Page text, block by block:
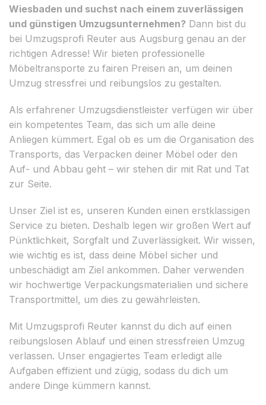
Wiesbaden und suchst nach einem zuverlässigen
und günstigen Umzugsunternehmen? Dann bist du
bei Umzugsprofi Reuter aus Augsburg genau an der
richtigen Adresse! Wir bieten professionelle
Möbeltransporte zu fairen Preisen an, um deinen
Umzug stressfrei und reibungslos zu gestalten.
Als erfahrener Umzugsdienstleister verfügen wir über
ein kompetentes Team, das sich um alle deine
Anliegen kümmert. Egal ob es um die Organisation des
Transports, das Verpacken deiner Möbel oder den
Auf- und Abbau geht – wir stehen dir mit Rat und Tat
zur Seite.
Unser Ziel ist es, unseren Kunden einen erstklassigen
Service zu bieten. Deshalb legen wir großen Wert auf
Pünktlichkeit, Sorgfalt und Zuverlässigkeit. Wir wissen,
wie wichtig es ist, dass deine Möbel sicher und
unbeschädigt am Ziel ankommen. Daher verwenden
wir hochwertige Verpackungsmaterialien und sichere
Transportmittel, um dies zu gewährleisten.
Mit Umzugsprofi Reuter kannst du dich auf einen
reibungslosen Ablauf und einen stressfreien Umzug
verlassen. Unser engagiertes Team erledigt alle
Aufgaben effizient und zügig, sodass du dich um
andere Dinge kümmern kannst.